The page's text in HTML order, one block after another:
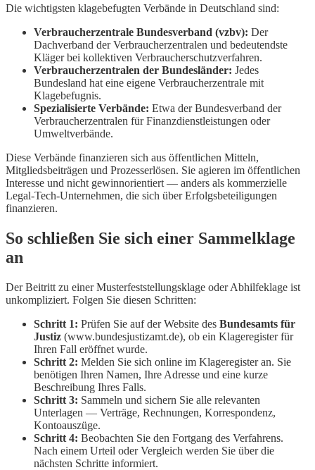
Die wichtigsten klagebefugten Verbände in Deutschland sind:
Verbraucherzentrale Bundesverband (vzbv): Der
Dachverband der Verbraucherzentralen und bedeutendste
Kläger bei kollektiven Verbraucherschutzverfahren.
Verbraucherzentralen der Bundesländer: Jedes
Bundesland hat eine eigene Verbraucherzentrale mit
Klagebefugnis.
Spezialisierte Verbände: Etwa der Bundesverband der
Verbraucherzentralen für Finanzdienstleistungen oder
Umweltverbände.
Diese Verbände finanzieren sich aus öffentlichen Mitteln,
Mitgliedsbeiträgen und Prozesserlösen. Sie agieren im öffentlichen
Interesse und nicht gewinnorientiert — anders als kommerzielle
Legal-Tech-Unternehmen, die sich über Erfolgsbeteiligungen
finanzieren.
So schließen Sie sich einer Sammelklage
an
Der Beitritt zu einer Musterfeststellungsklage oder Abhilfeklage ist
unkompliziert. Folgen Sie diesen Schritten:
Schritt 1: Prüfen Sie auf der Website des Bundesamts für
Justiz (www.bundesjustizamt.de), ob ein Klageregister für
Ihren Fall eröffnet wurde.
Schritt 2: Melden Sie sich online im Klageregister an. Sie
benötigen Ihren Namen, Ihre Adresse und eine kurze
Beschreibung Ihres Falls.
Schritt 3: Sammeln und sichern Sie alle relevanten
Unterlagen — Verträge, Rechnungen, Korrespondenz,
Kontoauszüge.
Schritt 4: Beobachten Sie den Fortgang des Verfahrens.
Nach einem Urteil oder Vergleich werden Sie über die
nächsten Schritte informiert.